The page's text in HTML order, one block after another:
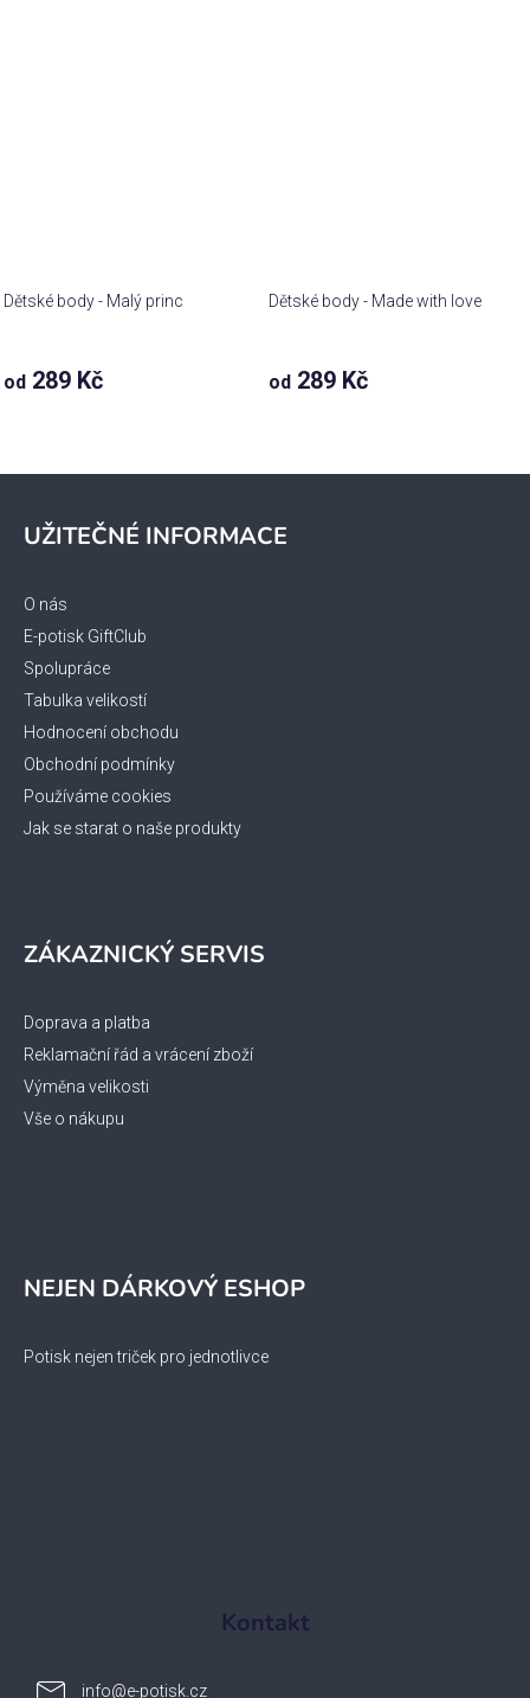
Dětské body - Malý princ
od 289 Kč
Dětské body - Made with love
od 289 Kč
UŽITEČNÉ INFORMACE
O nás
E-potisk GiftClub
Spolupráce
Tabulka velikostí
Hodnocení obchodu
Obchodní podmínky
Používáme cookies
Jak se starat o naše produkty
ZÁKAZNICKÝ SERVIS
Doprava a platba
Reklamační řád a vrácení zboží
Výměna velikosti
Vše o nákupu
NEJEN DÁRKOVÝ ESHOP
Potisk nejen triček pro jednotlivce
Kontakt
info@e-potisk.cz